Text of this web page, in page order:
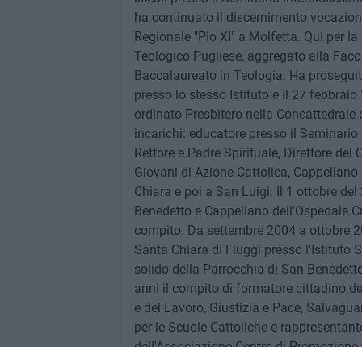
ha continuato il discernimento
Regionale "Pio XI" a Molfetta. Qui per
Teologico Pugliese, aggregato alla
Baccalaureato in Teologia. Ha
presso lo stesso Istituto e il 27
ordinato Presbitero nella
incarichi: educatore presso il
Rettore e Padre Spirituale, Direttore
Giovani di Azione Cattolica,
Chiara e poi a San Luigi. Il 1 ottobre
Benedetto e Cappellano dell'Ospedale
compito. Da settembre 2004 a ottobre
Santa Chiara di Fiuggi presso l'Istituto
solido della Parrocchia di San
anni il compito di formatore cittadino
e del Lavoro, Giustizia e Pace,
per le Scuole Cattoliche e